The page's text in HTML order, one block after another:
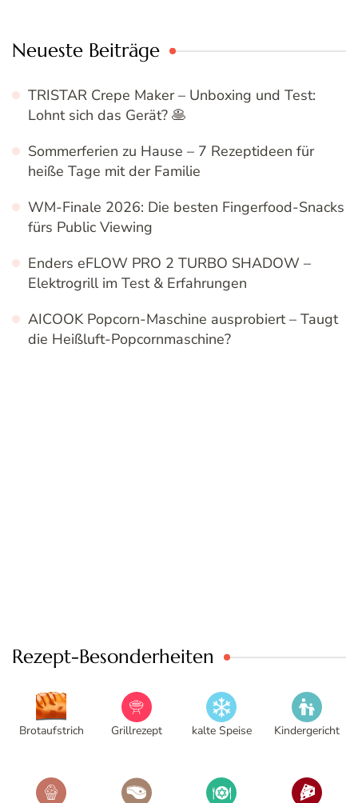
Neueste Beiträge
TRISTAR Crepe Maker – Unboxing und Test:
Lohnt sich das Gerät? 🥞
Sommerferien zu Hause – 7 Rezeptideen für
heiße Tage mit der Familie
WM-Finale 2026: Die besten Fingerfood-Snacks
fürs Public Viewing
Enders eFLOW PRO 2 TURBO SHADOW –
Elektrogrill im Test & Erfahrungen
AICOOK Popcorn-Maschine ausprobiert – Taugt
die Heißluft-Popcornmaschine?
Rezept-Besonderheiten
Brotaufstrich Grillrezept kalte Speise Kindergericht